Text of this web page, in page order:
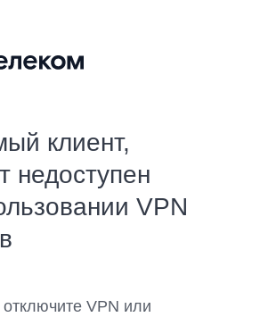
клиент,
недоступен
VPN
VPN или